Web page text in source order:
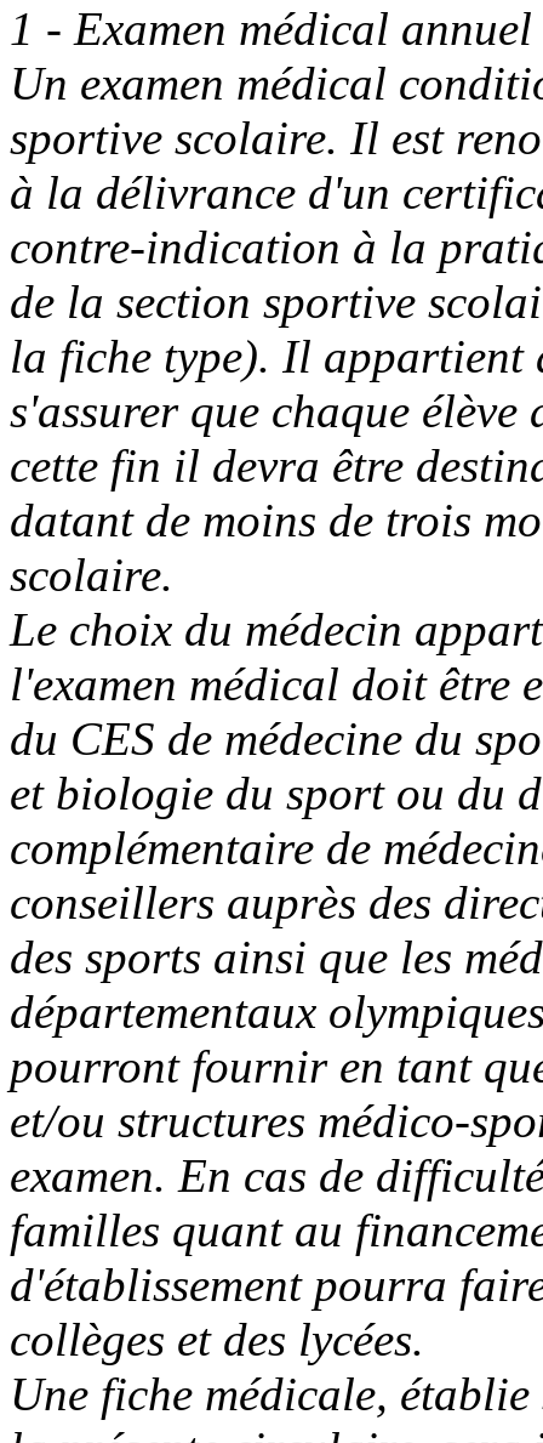
1 - Examen médical annuel
Un examen médical
sportive scolaire. Il est
à la délivrance d'un
contre-indication à la
de la section sportive
la fiche type). Il appartient
s'assurer que chaque élève
cette fin il devra être
datant de moins de trois
scolaire.
Le choix du médecin
l'examen médical doit être
du CES de médecine du
et biologie du sport ou du
complémentaire de
conseillers auprès des
des sports ainsi que les
départementaux
pourront fournir en tant
et/ou structures médico-
examen. En cas de
familles quant au
d'établissement pourra
collèges et des lycées.
Une fiche médicale,